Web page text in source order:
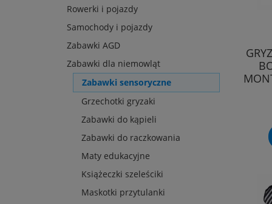
Rowerki i pojazdy
Samochody i pojazdy
Zabawki AGD
Zabawki dla niemowląt
Zabawki sensoryczne
Grzechotki gryzaki
Zabawki do kąpieli
Zabawki do raczkowania
Maty edukacyjne
Książeczki szeleściki
Maskotki przytulanki